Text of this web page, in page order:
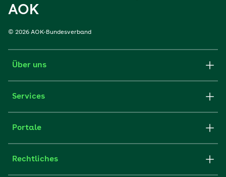
AOK
© 2026 AOK-Bundesverband
Über uns
Services
Portale
Rechtliches